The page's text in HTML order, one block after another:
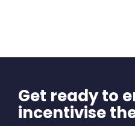
Get ready to
incentivise